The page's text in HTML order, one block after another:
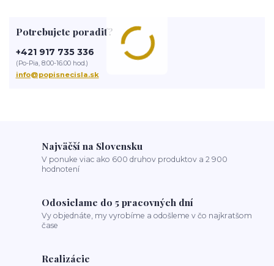
salón
salón krásy reštaurácia
tabuľka na dom obnov dom
Potrebujete poradiť?
+421 917 735 336
(Po-Pia, 8:00-16:00 hod.)
info@popisnecisla.sk
Najväčší na Slovensku
V ponuke viac ako 600 druhov produktov a 2 900
hodnotení
Odosielame do 5 pracovných dní
Vy objednáte, my vyrobíme a odošleme v čo najkratšom
čase
Realizácie